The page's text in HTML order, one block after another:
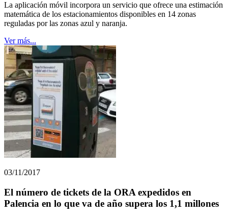
La aplicación móvil incorpora un servicio que ofrece una estimación
matemática de los estacionamientos disponibles en 14 zonas
reguladas por las zonas azul y naranja.
Ver más...
03/11/2017
El número de tickets de la ORA expedidos en
Palencia en lo que va de año supera los 1,1 millones